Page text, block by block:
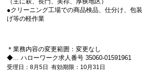
●クリーニング工場での商品検品、仕分け、包
げ等の軽作業
＊業務内容の変更範囲：変更なし
◆... ハローワーク求人番号 35060-01591961
受理日：8月5日 有効期限：10月31日